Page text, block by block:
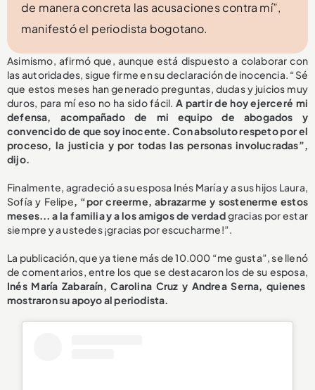
de manera concreta las acusaciones contra mí”,
manifestó el periodista bogotano.
Asimismo, afirmó que, aunque está dispuesto a colaborar con
las autoridades, sigue firme en su declaración de inocencia. “Sé
que estos meses han generado preguntas, dudas y juicios muy
duros, para mí eso no ha sido fácil. A partir de hoy ejerceré mi
defensa, acompañado de mi equipo de abogados y
convencido de que soy inocente. Con absoluto respeto por el
proceso, la justicia y por todas las personas involucradas”,
dijo.
Finalmente, agradeció a su esposa Inés María y a sus hijos Laura,
Sofía y Felipe, “por creerme, abrazarme y sostenerme estos
meses... a la familia y a los amigos de verdadgracias por estar
siempre y a ustedes ¡gracias por escucharme!”.
La publicación, que ya tiene más de 10.000 “me gusta”, se llenó
de comentarios, entre los que se destacaron los de su esposa,
Inés María Zabaraín, Carolina Cruz y Andrea Serna, quienes
mostraron su apoyo al periodista.